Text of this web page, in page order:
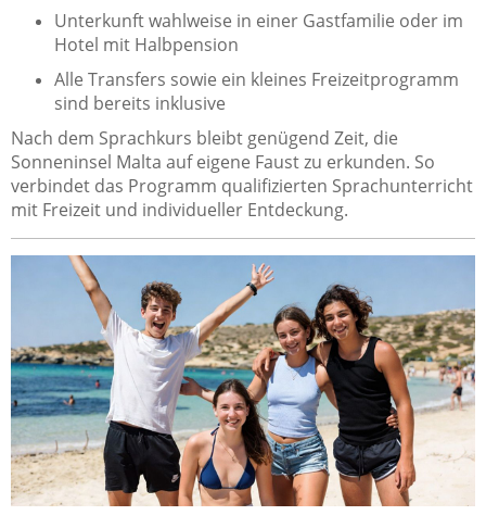
Unterkunft wahlweise in einer Gastfamilie oder im
Hotel mit Halbpension
Alle Transfers sowie ein kleines Freizeitprogramm
sind bereits inklusive
Nach dem Sprachkurs bleibt genügend Zeit, die
Sonneninsel Malta auf eigene Faust zu erkunden. So
verbindet das Programm qualifizierten Sprachunterricht
mit Freizeit und individueller Entdeckung.